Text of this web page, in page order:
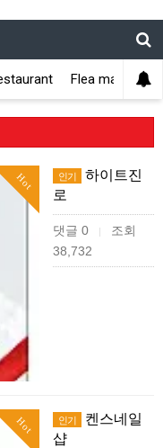
Flea market
Hot 인기
하이트진
로
댓글 0 |
조회
38,732
Hot 인기
켄스네일
샵